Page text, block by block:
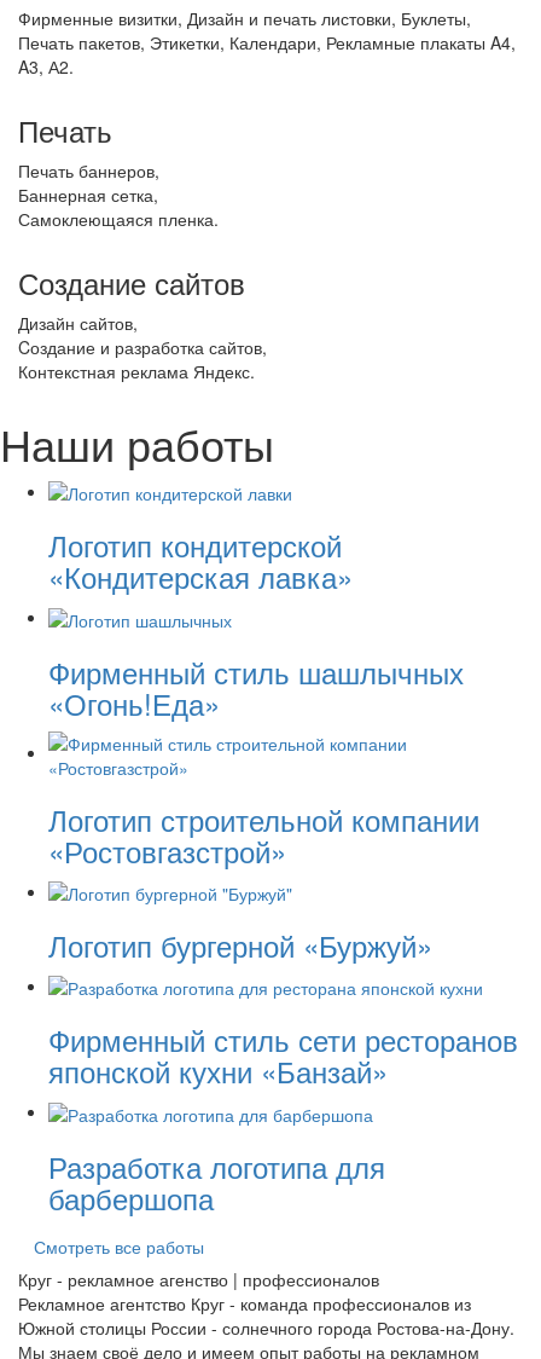
Фирменные визитки, Дизайн и печать листовки, Буклеты,
Печать пакетов, Этикетки, Календари, Рекламные плакаты A4,
A3, А2.
Печать
Печать баннеров,
Баннерная сетка,
Самоклеющаяся пленка.
Создание сайтов
Дизайн сайтов,
Cоздание и разработка сайтов,
Контекстная реклама Яндекс.
Наши работы
Логотип кондитерской
«Кондитерская лавка»
Фирменный стиль шашлычных
«Огонь!Еда»
Логотип строительной компании
«Ростовгазстрой»
Логотип бургерной «Буржуй»
Фирменный стиль сети ресторанов
японской кухни «Банзай»
Разработка логотипа для
барбершопа
Смотреть все работы
Круг - рекламное агенство | профессионалов
Рекламное агентство Круг - команда профессионалов из
Южной столицы России - солнечного города Ростова-на-Дону.
Мы знаем своё дело и имеем опыт работы на рекламном